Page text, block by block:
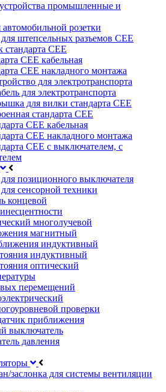
промышленные и
розетки
штепсельных разъемов CEE
стандарта CEE
CEE кабельная
CEE накладного монтажа
для электротранспорта
для электротранспорта
для вилки стандарта CEE
стандарта CEE
СЕЕ кабельная
СЕЕ накладного монтажа
СЕЕ с выключателем, с
позиционного выключателя
сенсорной техники
концевой
многолучевой
магнитный
индуктивный
индуктивный
оптический
перемещений
проверки
приближения
выключатель
давления
заслонка для системы вентиляции